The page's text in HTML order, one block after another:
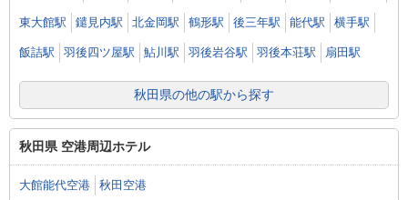
東大館駅 鑓見内駅 北金岡駅 鶴形駅 後三年駅 能代駅 横手駅
飯詰駅 羽後四ツ屋駅 鮎川駅 羽後岩谷駅 羽後本荘駅 扇田駅
秋田県の他の駅から探す
秋田県 空港周辺ホテル
大館能代空港 秋田空港